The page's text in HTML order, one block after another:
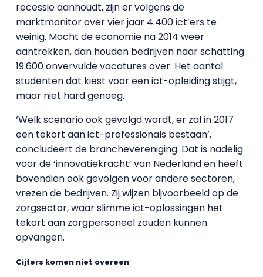
recessie aanhoudt, zijn er volgens de
marktmonitor over vier jaar 4.400 ict’ers te
weinig. Mocht de economie na 2014 weer
aantrekken, dan houden bedrijven naar schatting
19.600 onvervulde vacatures over. Het aantal
studenten dat kiest voor een ict-opleiding stijgt,
maar niet hard genoeg.
‘Welk scenario ook gevolgd wordt, er zal in 2017
een tekort aan ict-professionals bestaan’,
concludeert de branchevereniging. Dat is nadelig
voor de ‘innovatiekracht’ van Nederland en heeft
bovendien ook gevolgen voor andere sectoren,
vrezen de bedrijven. Zij wijzen bijvoorbeeld op de
zorgsector, waar slimme ict-oplossingen het
tekort aan zorgpersoneel zouden kunnen
opvangen.
Cijfers komen niet overeen